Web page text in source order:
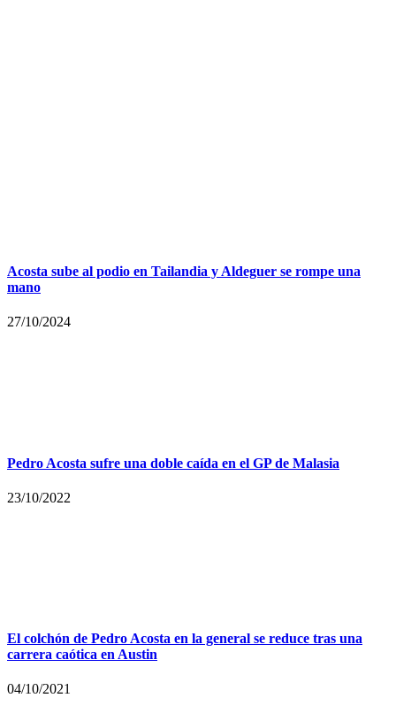
Acosta sube al podio en Tailandia y Aldeguer se rompe una
mano
27/10/2024
Pedro Acosta sufre una doble caída en el GP de Malasia
23/10/2022
El colchón de Pedro Acosta en la general se reduce tras una
carrera caótica en Austin
04/10/2021